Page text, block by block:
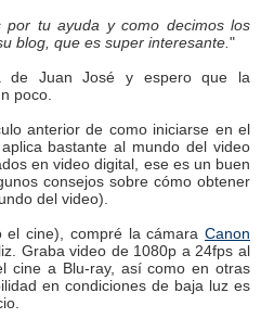
por tu ayuda y como decimos los
blog, que es super interesante. "
de Juan José y espero que la
poco.
anterior de como iniciarse en el
bastante al mundo del video
en video digital, ese es un buen
consejos sobre cómo obtener
del video).
cine), compré la cámara Canon
Graba video de 1080p a 24fps al
cine a Blu-ray, así como en otras
en condiciones de baja luz es